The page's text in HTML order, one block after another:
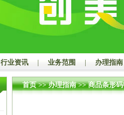
行业资讯 业务范围 办理指南
首页>>办理指南>>商品条形